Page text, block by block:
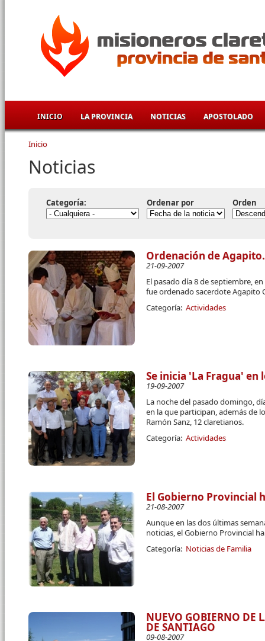
INICIO LA PROVINCIA NOTICIAS APOSTOLADO
Se encuentra usted aquí
Inicio
Noticias
Categoría: Ordenar por Orden
Ordenación de Agapito.
21-09-2007
El pasado día 8 de septiembre,
fue ordenado sacerdote Agapito
Categoría: Actividades
Se inicia 'La Fragua' en
19-09-2007
La noche del pasado domingo,
en la que participan, además de
Ramón Sanz, 12 claretianos.
Categoría: Actividades
El Gobierno Provincial
21-08-2007
Aunque en las dos últimas
noticias, el Gobierno Provincial
Categoría: Noticias de Familia
NUEVO GOBIERNO DE
DE SANTIAGO
09-08-2007